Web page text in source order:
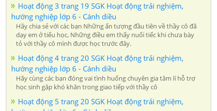
Hoạt động 3 trang 19 SGK Hoạt động trải nghiệm,
hướng nghiệp lớp 6 - Cánh diều
Hãy chia sẻ với các bạn Những ấn tượng đầu tiên về thầy cô đã
dạy em ở tiểu học, Những điều em thấy nuối tiếc khi chưa bày
tỏ với thầy cô mình được học trước đây.
Hoạt động 4 trang 20 SGK Hoạt động trải nghiệm,
hướng nghiệp lớp 6 - Cánh diều
Hãy cùng các bạn đóng vai tình huống chuyên gia tâm lí hỗ trợ
học sinh gặp khó khăn trong giao tiếp với thầy cô
Hoạt động 5 trang 20 SGK Hoạt động trải nghiệm,